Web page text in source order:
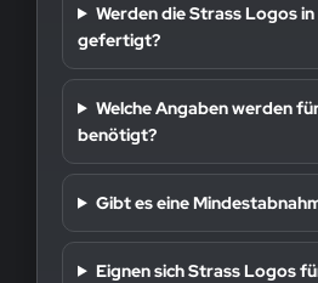
Werden die Strass Logos
gefertigt?
Welche Angaben werden
benötigt?
Gibt es eine
Eignen sich Strass Logos